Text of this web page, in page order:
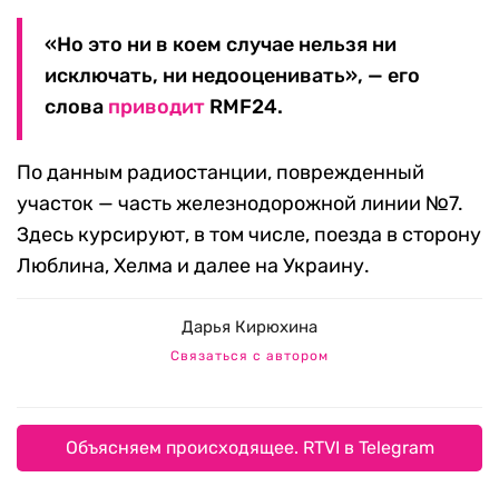
«Но это ни в коем случае нельзя ни
исключать, ни недооценивать», — его
слова приводит RMF24.
По данным радиостанции, поврежденный
участок — часть железнодорожной линии №7.
Здесь курсируют, в том числе, поезда в сторону
Люблина, Хелма и далее на Украину.
Дарья Кирюхина
Связаться с автором
Объясняем происходящее. RTVI в Telegram